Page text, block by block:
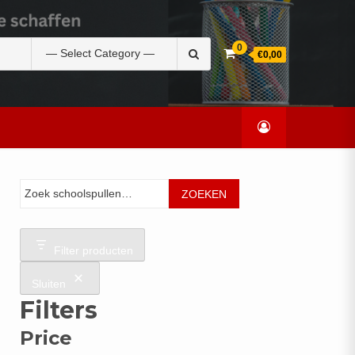
naar:
0
€0,00
ZOEKEN
Filter producten
Sluiten
Filters
Price